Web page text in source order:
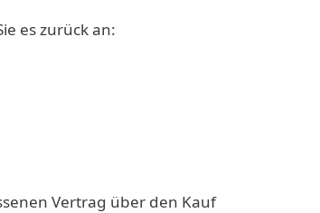
es zurück an:
Vertrag über den Kauf